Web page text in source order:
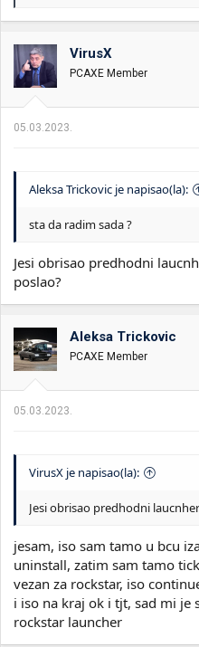
o
v
n
:
VirusX
PCAXE Member
05.03.2023.
Aleksa Trickovic je napisao(la):
sta da radim sada ?
Jesi obrisao predhodni
poslao?
Aleksa Trickovic
PCAXE Member
05.03.2023.
VirusX je napisao(la):
Jesi obrisao predhodni
jesam, iso sam tamo u bcu
uninstall, zatim sam tamo
vezan za rockstar, iso
i iso na kraj ok i tjt, sad mi
rockstar launcher